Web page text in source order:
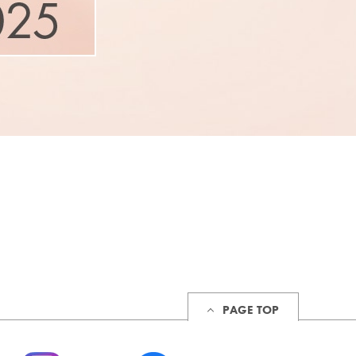
PAGE TOP